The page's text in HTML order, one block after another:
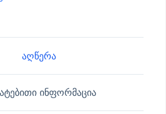
აღწერა
ინფორმაცია